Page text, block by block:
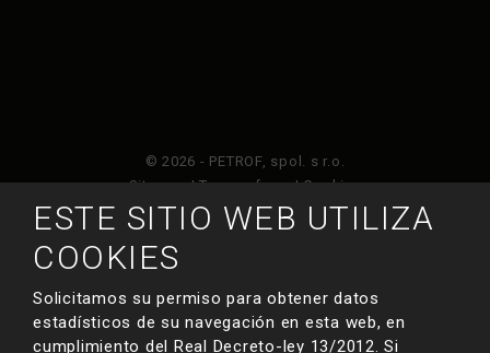
© 2026 - PETROF, spol. s r.o.
Sitemap|Terms of use|Cookies
y está sujeto a la política de privacidad de
ESTE SITIO WEB UTILIZA
COOKIES
Solicitamos su permiso para obtener datos
estadísticos de su navegación en esta web, en
cumplimiento del Real Decreto-ley 13/2012. Si